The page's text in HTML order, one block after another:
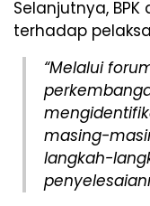
Selanjutnya,
terhadap
“Melalui
masing-
langkah-